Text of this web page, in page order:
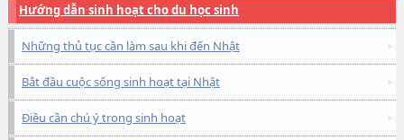
Hướng dẫn sinh hoạt cho du học sinh
Những thủ tục cần làm sau khi đến Nhật
Bắt đầu cuộc sống sinh hoạt tại Nhật
Điều cần chú ý trong sinh hoạt